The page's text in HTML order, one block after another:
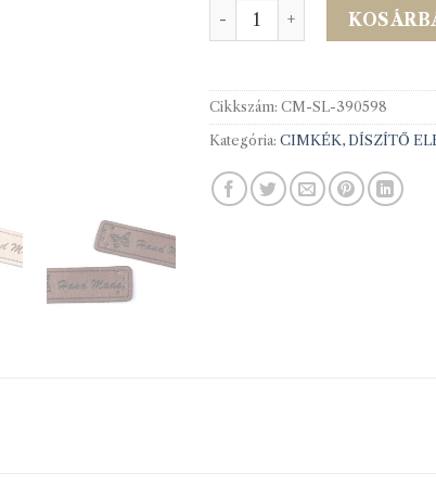
390598 Bőrhatású címke
Cikkszám: CM-SL-390598
Kategória: CIMKÉK, DÍSZÍTŐ